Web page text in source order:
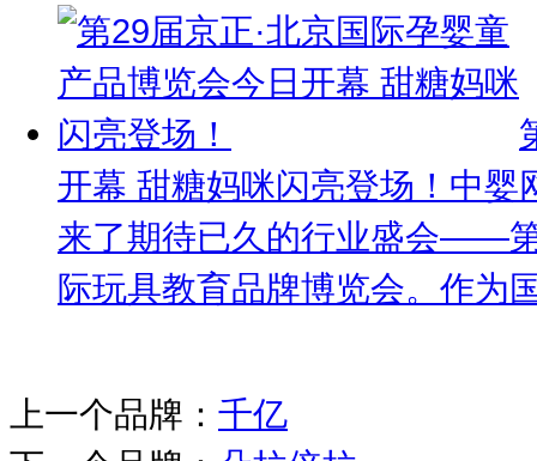
开幕 甜糖妈咪闪亮登场！ 中婴
来了期待已久的行业盛会——
际玩具教育品牌博览会。作为
上一个品牌： 千亿